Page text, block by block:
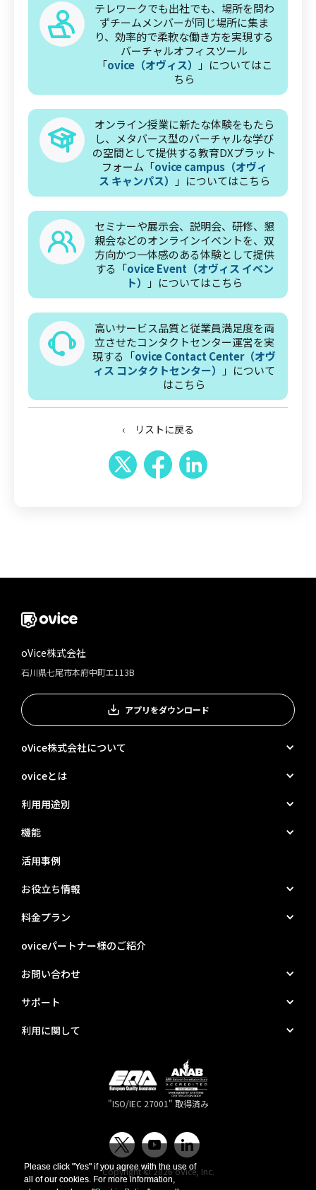
テレワークでも出社でも、場所を問わ
ずチームメンバーが同じ場所に集ま
り、効率的で柔軟な働き方を実現する
バーチャルオフィスツール
「ovice（オヴィス）
」についてはこ
ちら
オンライン授業に新たな体験をもたら
し、メタバース型のバーチャルな学び
の空間として提供する教育DXプラット
フォーム「ovice campus（オヴィ
ス キャンパス）
」についてはこちら
セミナーや展示会、説明会、研修、懇
親会などのオンラインイベントを、双
方向かつ一体感のある体験として提供
する「ovice Event（オヴィス イベン
ト）
」についてはこちら
高いサービス品質と従業員満足度を両
立させたコンタクトセンター運営を実
現する「ovice Contact Center（オヴ
ィス コンタクトセンター）
」について
はこちら
‹ リストに戻る
oVice株式会社
石川県七尾市本府中町エ113B
アプリをダウンロード
oVice株式会社について
oviceとは
利用用途別
機能
活用事例
お役立ち情報
料金プラン
oviceパートナー様のご紹介
お問い合わせ
サポート
利用に関して
"ISO/IEC 27001" 取得済み
Copyright © 2026 oVice, Inc.
Please click "Yes" if you agree with the use of
all of our cookies. For more information,
Please click "Yes" if you agree with the use of
all of our cookies. For more information,